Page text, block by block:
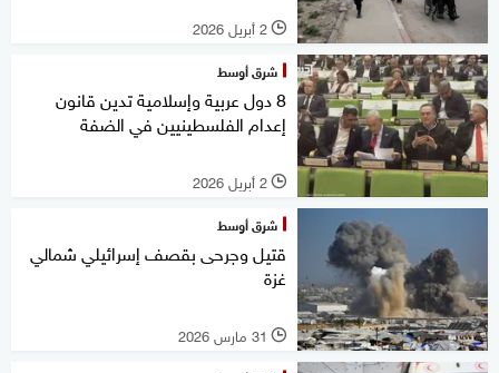
l 2 أبريل 2026
شرق أوسط
8 دول عربية وإسلامية تدين قانون
إعدام الفلسطينيين في الضفة
l 2 أبريل 2026
شرق أوسط
قتيل وجرحى بقصف إسرائيلي شمالي
غزة
l 31 مارس 2026